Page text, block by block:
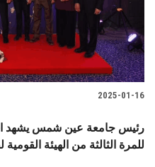
2025-01-16
رئيس جامعة عين شمس يشهد
للمرة الثالثة من الهيئة